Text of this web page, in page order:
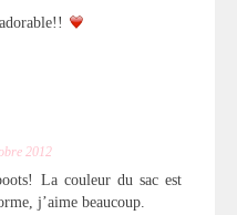
2012
La couleur du sac est
j’aime beaucoup.